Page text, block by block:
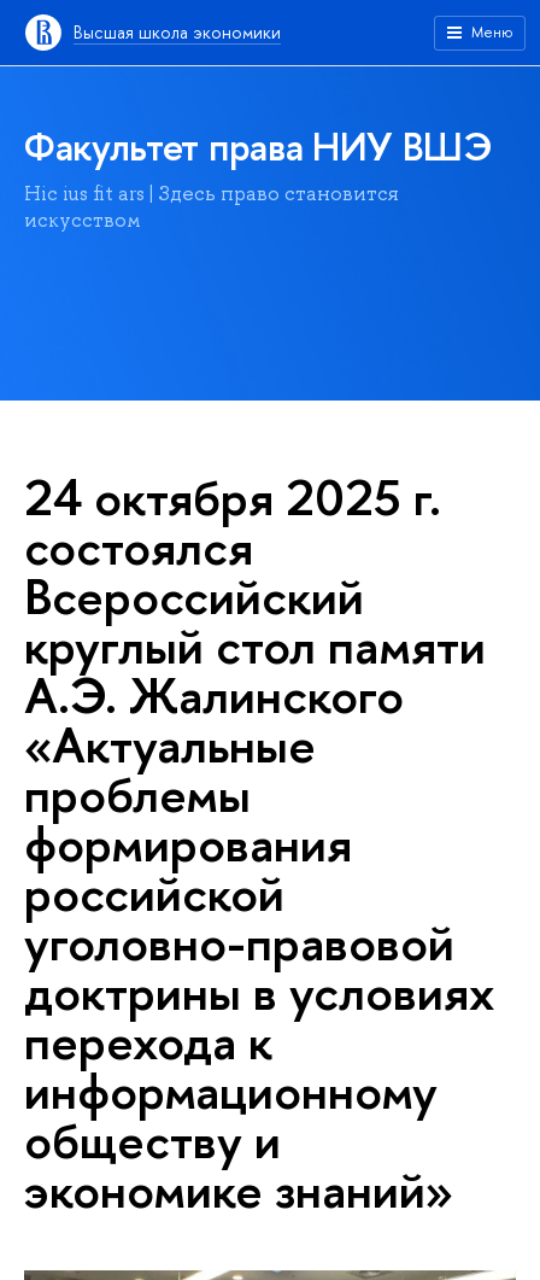
Высшая школа экономики Меню
Факультет права НИУ ВШЭ
Hic ius fit ars | Здесь право становится
искусством
24 октября 2025 г.
состоялся
Всероссийский
круглый стол памяти
А.Э. Жалинского
«Актуальные
проблемы
формирования
российской
уголовно-правовой
доктрины в условиях
перехода к
информационному
обществу и
экономике знаний»